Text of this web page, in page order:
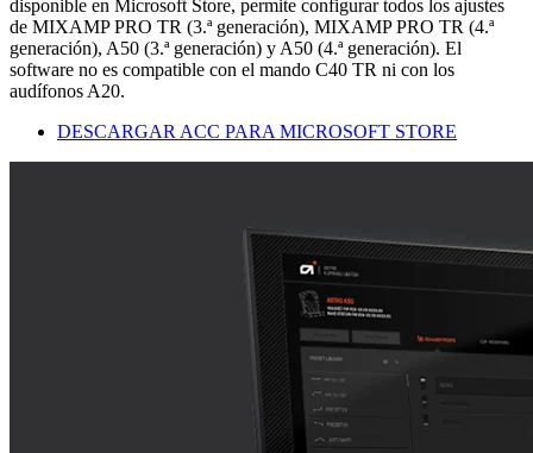
disponible en Microsoft Store, permite configurar todos los ajustes
de MIXAMP PRO TR (3.ª generación), MIXAMP PRO TR (4.ª
generación), A50 (3.ª generación) y A50 (4.ª generación). El
software no es compatible con el mando C40 TR ni con los
audífonos A20.
DESCARGAR ACC PARA MICROSOFT STORE